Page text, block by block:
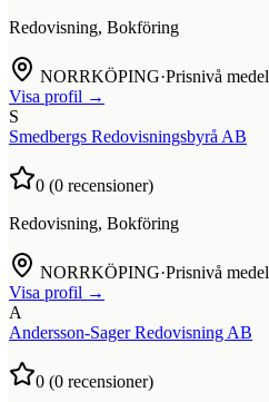
Redovisning, Bokföring
NORRKÖPING·Prisnivå medel
Visa profil →
S
Smedbergs Redovisningsbyrå AB
0 (0 recensioner)
Redovisning, Bokföring
NORRKÖPING·Prisnivå medel
Visa profil →
A
Andersson-Sager Redovisning AB
0 (0 recensioner)